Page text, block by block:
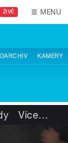
ŽIVĚ MENU
KAMERY
Více…